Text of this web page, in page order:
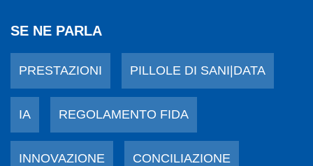
SE NE PARLA
PRESTAZIONI PILLOLE DI SANI|DATA
IA REGOLAMENTO FIDA
INNOVAZIONE CONCILIAZIONE